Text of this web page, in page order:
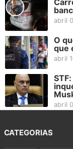
abril
O
que
abril
abril
CATEGORIAS